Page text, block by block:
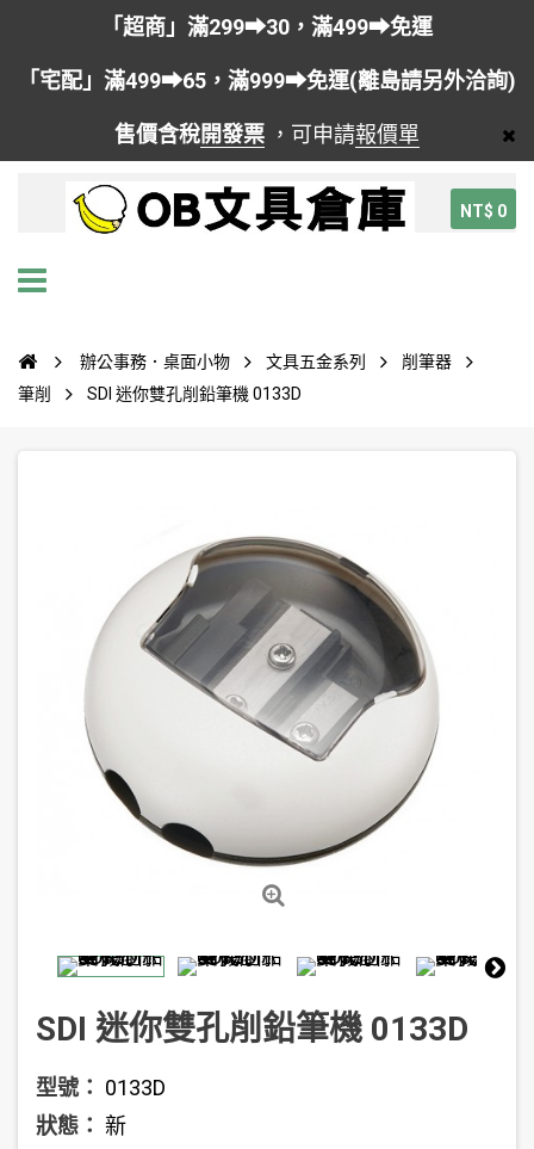
「超商」滿299➡30，滿499➡免運
「宅配」滿499➡65，滿999➡免運(離島請另外洽詢)
售價含稅開發票 ，可申請報價單
NT$ 0
辦公事務．桌面小物 文具五金系列
削筆器
筆削
SDI 迷你雙孔削鉛筆機 0133D
SDI 迷你雙孔削鉛筆機 0133D
型號： 0133D
狀態： 新